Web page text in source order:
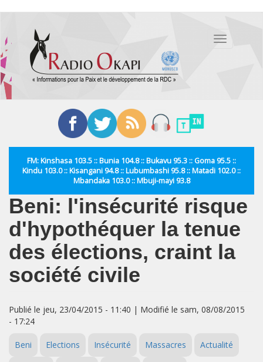
contenu
principal
Toggle
FM: Kinshasa 103.5 :: Bunia 104.8 :: Bukavu 95.3 :: Goma 95.5 ::
Kindu 103.0 :: Kisangani 94.8 :: Lubumbashi 95.8 :: Matadi 102.0 ::
Mbandaka 103.0 :: Mbuji-mayi 93.8
Beni: l'insécurité risque
d'hypothéquer la tenue
des élections, craint la
société civile
Publié le jeu, 23/04/2015 - 11:40 | Modifié le sam, 08/08/2015
- 17:24
Beni Elections Insécurité Massacres Actualité